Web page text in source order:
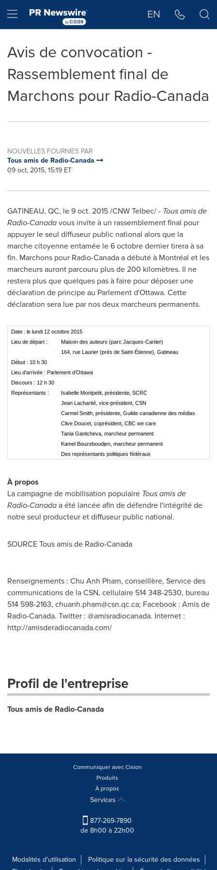
Hamburger menu EN
Avis de convocation -
Rassemblement final de
Marchons pour Radio-Canada
NOUVELLES FOURNIES PAR
Tous amis de Radio-Canada
09 oct, 2015, 15:19 ET
GATINEAU, QC, le 9 oct. 2015 /CNW Telbec/ - Tous amis de
Radio-Canadavous invite à un rassemblement final pour
appuyer le seul diffuseur public national alors que la
marche citoyenne entamée le 6 octobre dernier tirera à sa
fin. Marchons pour Radio-Canada a débuté à Montréal et les
marcheurs auront parcouru plus de 200 kilomètres. Il ne
restera plus que quelques pas à faire pour déposer une
déclaration de principe au Parlement d'Ottawa. Cette
déclaration sera lue par nos deux marcheurs permanents.
Date : le lundi 12 octobre 2015
Lieu de départ :
Maison des auteurs (parc Jacques-Cartier)
164, rue Laurier (près de Saint-Étienne), Gatineau
Début : 10 h 30
Lieu d'arrivée : Parlement d'Ottawa
Discours : 12 h 30
Représentants :
Isabelle Montpetit, présidente, SCRC
Jean Lacharité, vice-président, CSN
Carmel Smith, présidente, Guilde canadienne des médias
Clive Doucet, coprésident, CBC we care
Tania Gantcheva, marcheur permanent
Kamel Bouzeboudjen, marcheur permanent
Des représentants politiques fédéraux
À propos
La campagne de mobilisation populaire Tous amis de
Radio-Canadaa été lancée afin de défendre l'intégrité de
notre seul producteur et diffuseur public national.
SOURCE Tous amis de Radio-Canada
Renseignements : Chu Anh Pham, conseillère, Service des
communications de la CSN, cellulaire 514 348-2530, bureau
514 598-2163, chuanh.pham@csn.qc.ca; Facebook : Amis de
Radio-Canada. Twitter : @amisradiocanada. Internet :
http://amisderadiocanada.com/
Profil de l'entreprise
Tous amis de Radio-Canada
Communiquer avec Cision
Produits
À propos
Services
877-269-7890
de 8h00 à 22h00
Modalités d'utilisation
Politique sur la sécurité des données